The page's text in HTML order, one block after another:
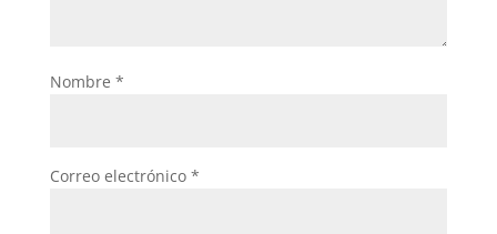
Nombre *
Correo electrónico *